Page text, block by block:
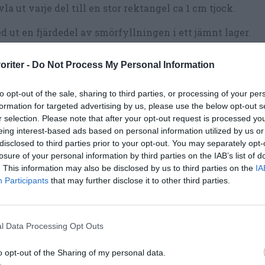
- Do Not Process My Personal Information
opt-out of the sale, sharing to third parties, or processing of your
for targeted advertising by us, please use the below opt-out
selection. Please note that after your opt-out request is processed
interest-based ads based on personal information utilized by us
to third parties prior to your opt-out. You may separately
of your personal information by third parties on the IAB’s list of
This information may also be disclosed by us to third parties on the
Participants that may further disclose it to other third parties.
Data Processing Opt Outs
opt-out of the Sharing of my personal data.
ut varje del till en stor rektangel ca 1 cm tjock.
ut en fjärdedel av smörfyllningen i ett jämnt lager.
i bakformar av papp eller lägg dem på en plåt med
med resterande tre bitar av degen.
bullarna med uppvispat ägg och strö över pärlsocker
eller flagad mandel.
bullarna övertäckta i 45 minuter.
1-2 plåtar i taget i mitten av ugnen i 8-10 minuter
svalna något innan servering.